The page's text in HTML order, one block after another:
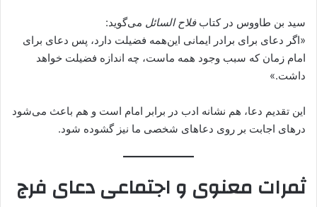
سید بن طاووس در کتابفلاح السائل می‌گوید:
«اگر دعای برای برادر ایمانی این‌همه فضیلت دارد، پس دعای برای
امام زمان که سبب وجود همه ماست، چه اندازه فضیلت خواهد
داشت.»
این تقدیم دعا، هم نشانه ادب در برابر امام است و هم باعث می‌شود
درهای اجابت بر روی دعاهای شخصی ما نیز گشوده شود.
ثمرات معنوی و اجتماعی دعای فرج